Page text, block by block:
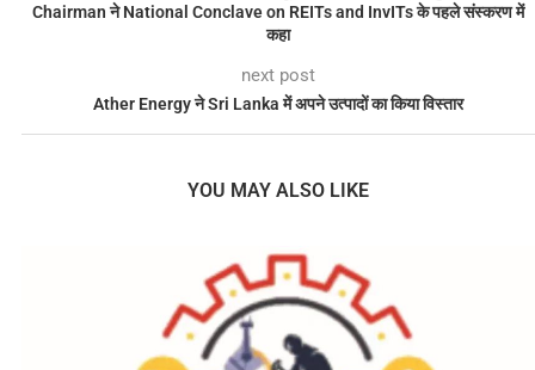
Chairman ने National Conclave on REITs and InvITs के पहले संस्करण में
कहा
next post
Ather Energy ने Sri Lanka में अपने उत्पादों का किया विस्तार
YOU MAY ALSO LIKE